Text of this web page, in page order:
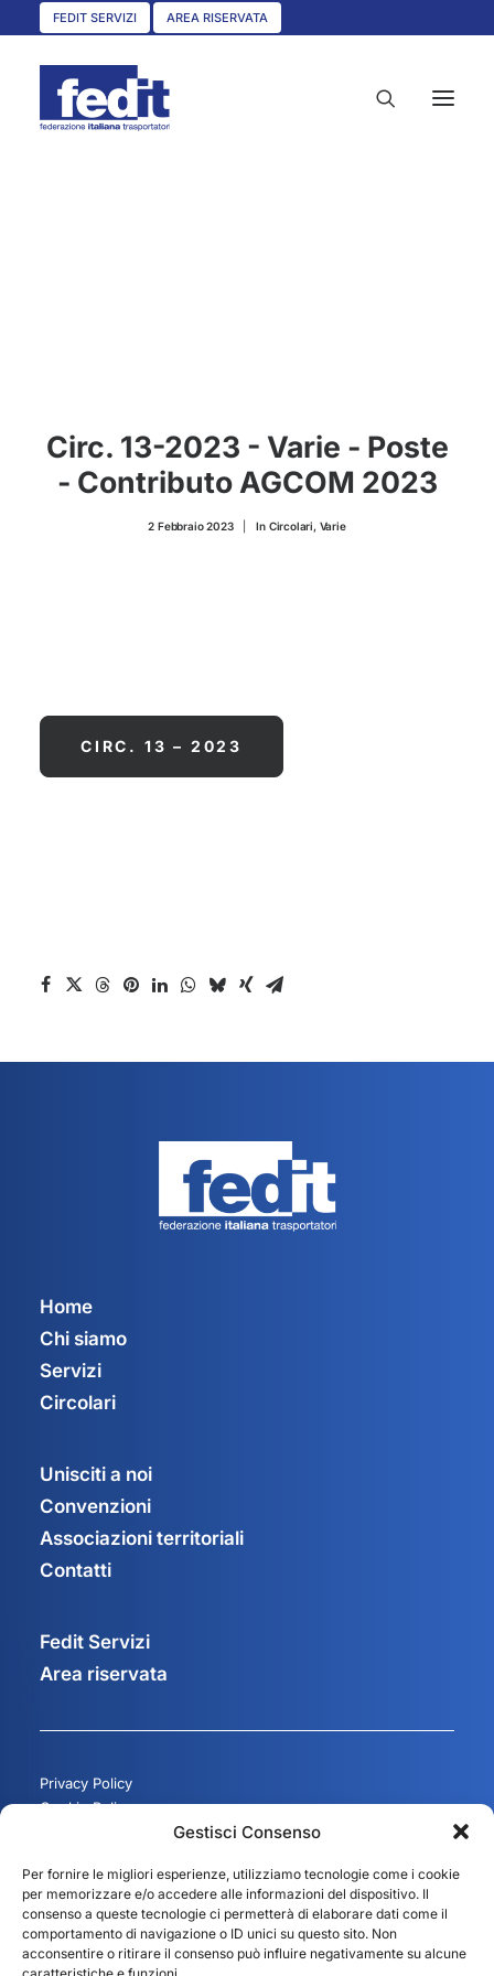
Gestisci Consenso
Per fornire le migliori esperienze, utilizziamo tecnologie come i cookie
per memorizzare e/o accedere alle informazioni del dispositivo. Il
consenso a queste tecnologie ci permetterà di elaborare dati come il
comportamento di navigazione o ID unici su questo sito. Non
acconsentire o ritirare il consenso può influire negativamente su alcune
FEDIT SERVIZI AREA RISERVATA
CONVENZIONI
ASSOCIAZIONI TERRITORIALI
Circ. 13-2023 - Varie - Poste
- Contributo AGCOM 2023
2 Febbraio 2023 In Circolari, Varie
CIRC. 13 – 2023
Home
Chi siamo
Servizi
Circolari
Unisciti a noi
Convenzioni
Associazioni territoriali
Contatti
Fedit Servizi
Area riservata
Privacy Policy
Cookie Policy